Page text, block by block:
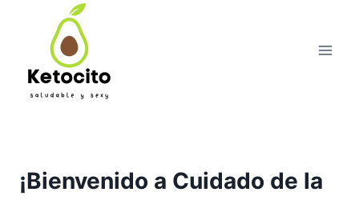
¡Bienvenido a Cuidado de la